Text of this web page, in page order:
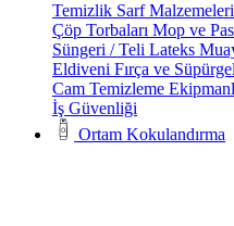
Temizlik Sarf Malzemeleri
Çöp Torbaları Mop ve
Süngeri / Teli Lateks
Eldiveni Fırça ve
Cam Temizleme
İş Güvenliği
Ortam Kokulandırma